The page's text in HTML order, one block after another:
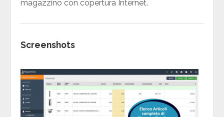
magazzino con copertura Internet.
Screenshots